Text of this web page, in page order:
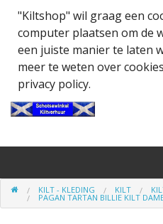
"Kiltshop" wil graag een
computer plaatsen om de
een juiste manier te laten
meer te weten over
privacy policy.
AccessoiresKILT - KLEDING KILT
PAGAN TARTAN BILLIE KILT